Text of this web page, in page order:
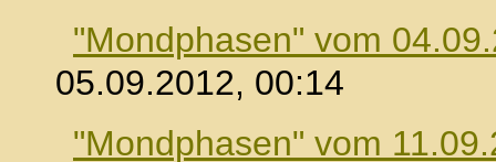
"Mondphasen" vom
05.09.2012, 00:14
"Mondphasen" vom